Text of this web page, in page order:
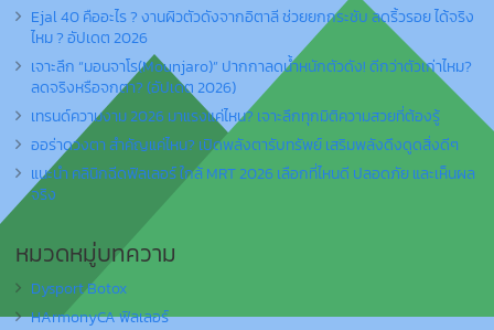
Ejal 40 คืออะไร ? งานผิวตัวดังจากอิตาลี ช่วยยกกระชับ ลดริ้วรอย ได้จริง
ไหม ? อัปเดต 2026
เจาะลึก “มอนจาโร(Mounjaro)” ปากกาลดน้ำหนักตัวดัง! ดีกว่าตัวเก่าไหม?
ลดจริงหรือจกตา? (อัปเดต 2026)
เทรนด์ความงาม 2026 มาแรงแค่ไหน? เจาะลึกทุกมิติความสวยที่ต้องรู้
ออร่าดวงตา สำคัญแค่ไหน? เปิดพลังตารับทรัพย์ เสริมพลังดึงดูดสิ่งดีๆ
แนะนำ คลินิกฉีดฟิลเลอร์ ใกล้ MRT 2026 เลือกที่ไหนดี ปลอดภัย และเห็นผล
จริง
หมวดหมู่บทความ
Dysport Botox
HArmonyCA ฟิลเลอร์